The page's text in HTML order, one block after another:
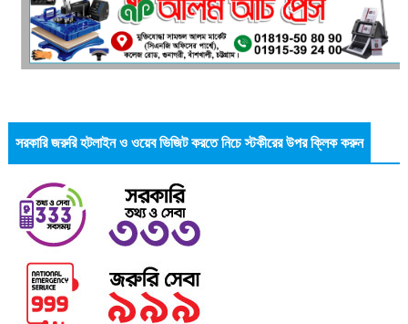
সরকারি জরুরি হটলাইন ও ওয়েব ভিজিট করতে নিচে স্টকীরের উপর ক্লিক করুন